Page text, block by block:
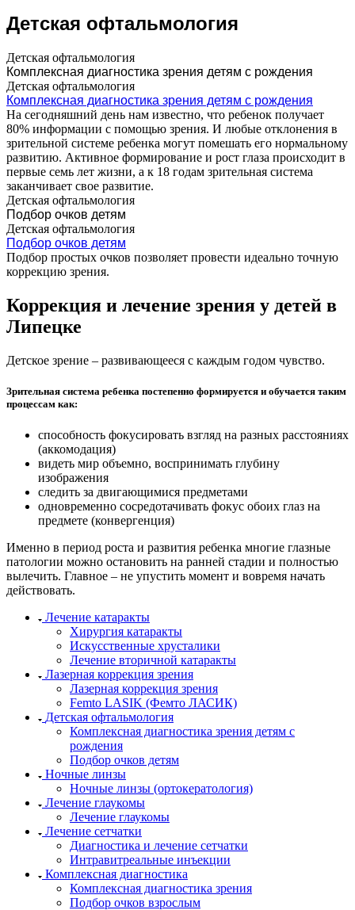
Детская офтальмология
Детская офтальмология
Комплексная диагностика зрения детям c рождения
Детская офтальмология
Комплексная диагностика зрения детям c рождения
На сегодняшний день нам известно, что ребенок получает
80% информации с помощью зрения. И любые отклонения в
зрительной системе ребенка могут помешать его нормальному
развитию. Активное формирование и рост глаза происходит в
первые семь лет жизни, а к 18 годам зрительная система
заканчивает свое развитие.
Детская офтальмология
Подбор очков детям
Детская офтальмология
Подбор очков детям
Подбор простых очков позволяет провести идеально точную
коррекцию зрения.
Коррекция и лечение зрения у детей в
Липецке
Детское зрение – развивающееся с каждым годом чувство.
Зрительная система ребенка постепенно формируется и обучается таким
процессам как:
способность фокусировать взгляд на разных расстояниях
(аккомодация)
видеть мир объемно, воспринимать глубину
изображения
следить за двигающимися предметами
одновременно сосредотачивать фокус обоих глаз на
предмете (конвергенция)
Именно в период роста и развития ребенка многие глазные
патологии можно остановить на ранней стадии и полностью
вылечить. Главное – не упустить момент и вовремя начать
действовать.
Лечение катаракты
Хирургия катаракты
Искусственные хрусталики
Лечение вторичной катаракты
Лазерная коррекция зрения
Лазерная коррекция зрения
Femto LASIK (Фемто ЛАСИК)
Детская офтальмология
Комплексная диагностика зрения детям c
рождения
Подбор очков детям
Ночные линзы
Ночные линзы (ортокератология)
Лечение глаукомы
Лечение глаукомы
Лечение сетчатки
Диагностика и лечение сетчатки
Интравитреальные инъекции
Комплексная диагностика
Комплексная диагностика зрения
Подбор очков взрослым